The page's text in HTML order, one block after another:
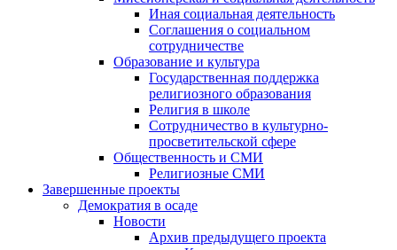
Иная социальная деятельность
Соглашения о социальном
сотрудничестве
Образование и культура
Государственная поддержка
религиозного образования
Религия в школе
Сотрудничество в культурно-
просветительской сфере
Общественность и СМИ
Религиозные СМИ
Завершенные проекты
Демократия в осаде
Новости
Архив предыдущего проекта